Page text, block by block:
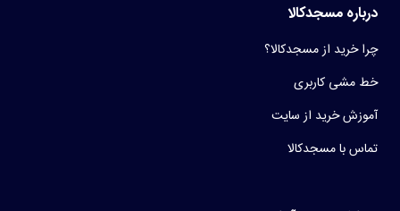
درباره مسجدکالا
چرا خرید از مسجدکالا؟
خط مشی کاربری
آموزش خرید از سایت
تماس با مسجدکالا